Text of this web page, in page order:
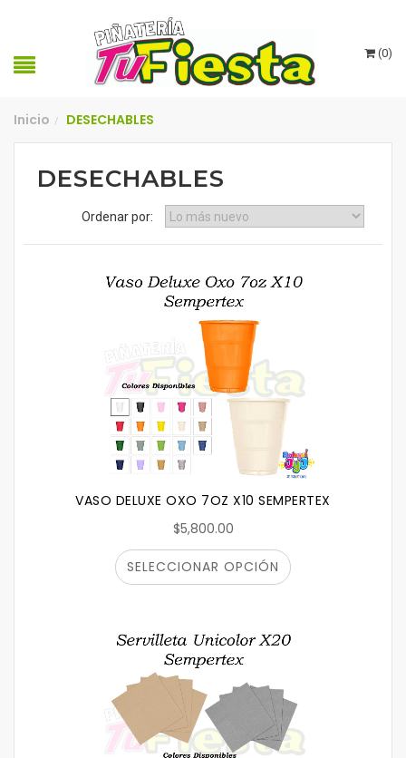
(0)
Inicio / DESECHABLES
DESECHABLES
Ordenar por:
VASO DELUXE OXO 7OZ X10 SEMPERTEX
$5,800.00
SELECCIONAR OPCIÓN